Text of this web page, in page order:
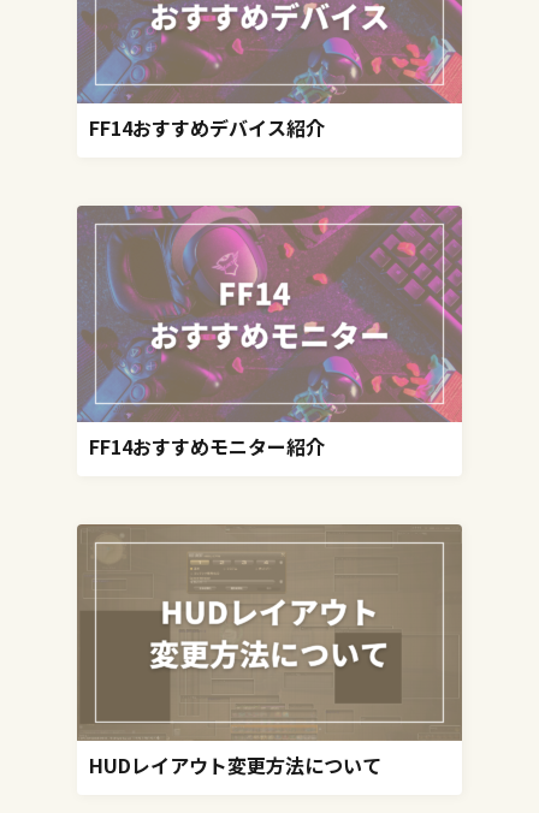
FF14おすすめデバイス紹介
FF14おすすめモニター紹介
HUDレイアウト変更方法について